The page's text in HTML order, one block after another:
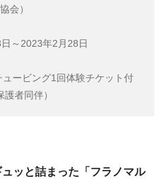
会）
～2023年2月28日
ュービング1回体験チケット付
者同伴）
ッと詰まった「フラノマル